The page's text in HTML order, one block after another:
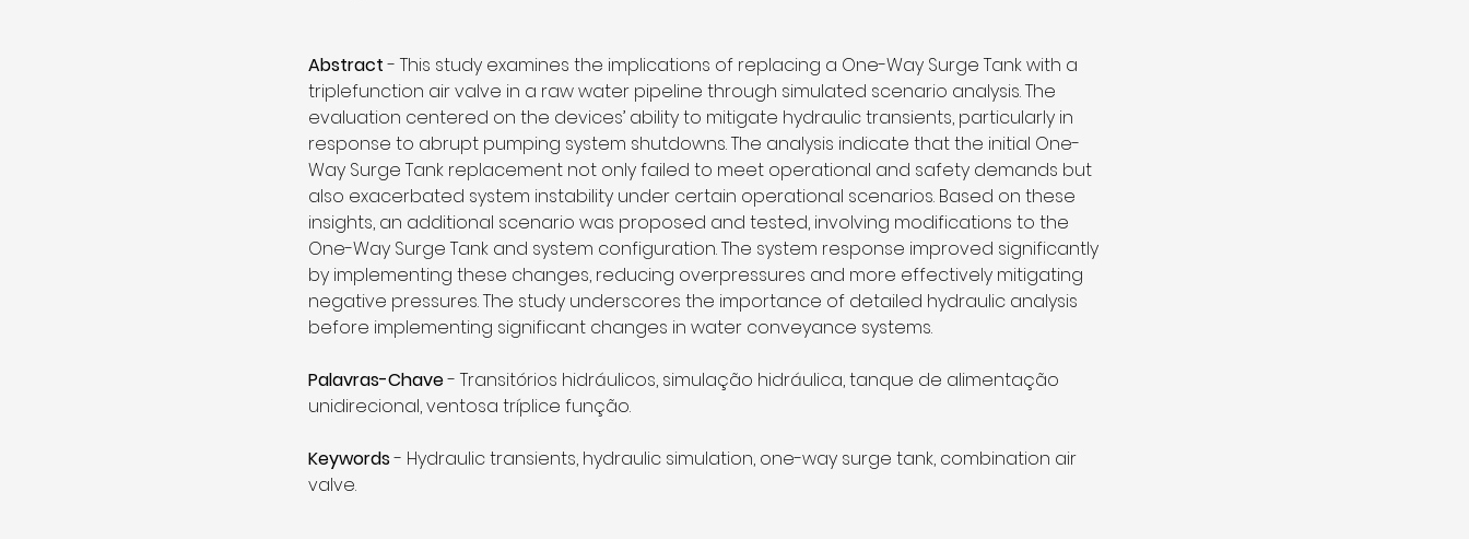
Abstract - This study examines the implications of replacing a One-Way Surge Tank with a
triplefunction air valve in a raw water pipeline through simulated scenario analysis. The
evaluation centered on the devices’ ability to mitigate hydraulic transients, particularly in
response to abrupt pumping system shutdowns. The analysis indicate that the initial One-
Way Surge Tank replacement not only failed to meet operational and safety demands but
also exacerbated system instability under certain operational scenarios. Based on these
insights, an additional scenario was proposed and tested, involving modifications to the
One-Way Surge Tank and system configuration. The system response improved significantly
by implementing these changes, reducing overpressures and more effectively mitigating
negative pressures. The study underscores the importance of detailed hydraulic analysis
before implementing significant changes in water conveyance systems.
Palavras-Chave - Transitórios hidráulicos, simulação hidráulica, tanque de alimentação
unidirecional, ventosa tríplice função.
Keywords - Hydraulic transients, hydraulic simulation, one-way surge tank, combination air
valve.